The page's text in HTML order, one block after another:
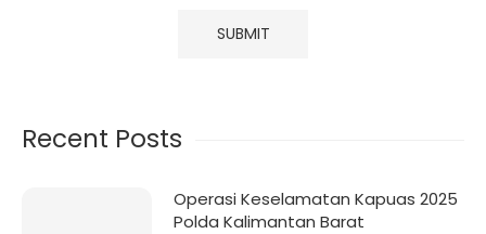
Recent Posts
Operasi Keselamatan Kapuas 2025
Polda Kalimantan Barat